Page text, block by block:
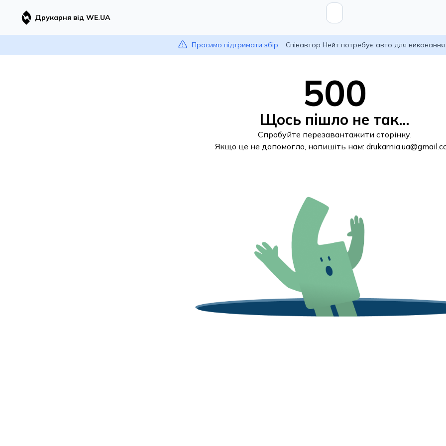
Друкарня від WE.UA
Просимо підтримати збір: Співавтор Нейт потребує авто для
500
Щось пішло не так...
Спробуйте перезавантажити сторінку.
Якщо це не допомогло, напишіть нам: